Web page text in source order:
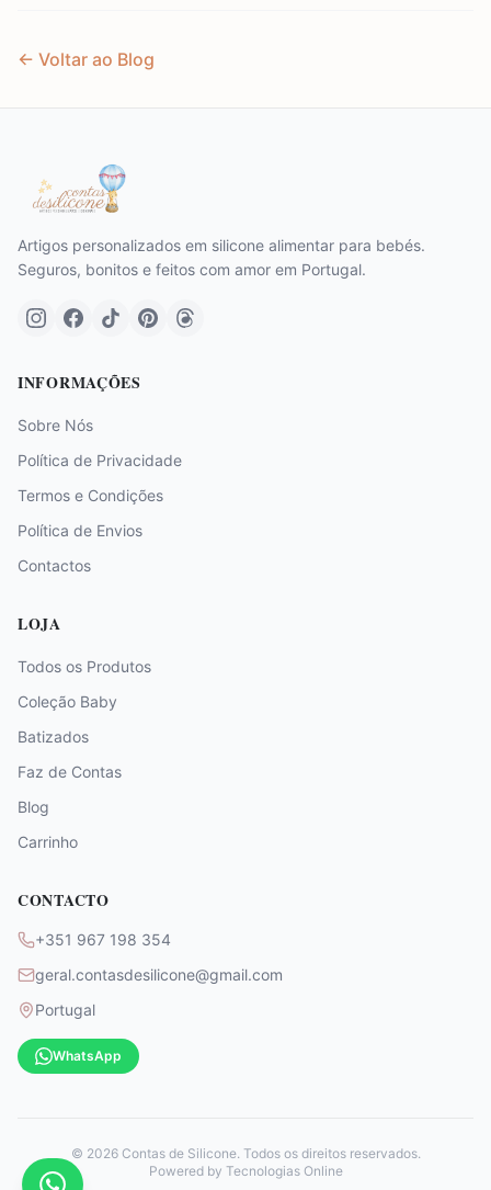
← Voltar ao Blog
Artigos personalizados em silicone alimentar para bebés.
Seguros, bonitos e feitos com amor em Portugal.
INFORMAÇÕES
Sobre Nós
Política de Privacidade
Termos e Condições
Política de Envios
Contactos
LOJA
Todos os Produtos
Coleção Baby
Batizados
Faz de Contas
Blog
Carrinho
CONTACTO
+351 967 198 354
geral.contasdesilicone@gmail.com
Portugal
WhatsApp
© 2026Contas de Silicone. Todos os direitos reservados.
Powered by Tecnologias Online